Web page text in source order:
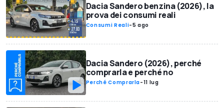
Dacia Sandero benzina (2026), la
prova dei consumi reali
Consumi Reali-5 ago
Dacia Sandero (2026), perché
comprarla e perché no
Perché Comprarla-11 lug